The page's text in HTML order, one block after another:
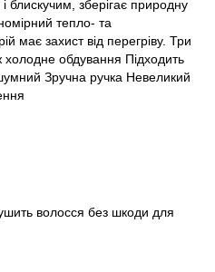
блискучим, зберігає природну
тепло- та
має захист від перегріву. Три
обдування Підходить
Зручна ручка Невеликий
волосся без шкоди для